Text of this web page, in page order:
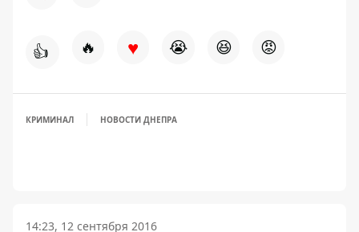
👍 🔥 ♥ 😭 😆 😡
КРИМИНАЛ НОВОСТИ ДНЕПРА
14:23, 12 сентября 2016